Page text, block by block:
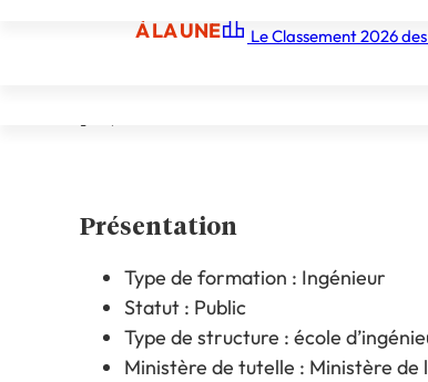
À LA UNE Le Classement 2026
propose des formations
Présentation
Type de formation : Ingénieur
Statut : Public
Type de structure : école
Ministère de tutelle : Ministère de